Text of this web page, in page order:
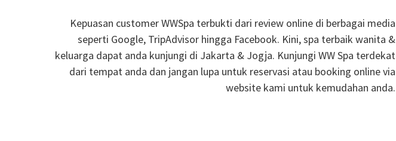
Kepuasan customer WWSpa terbukti dari review online di berbagai media
seperti Google, TripAdvisor hingga Facebook. Kini, spa terbaik wanita &
keluarga dapat anda kunjungi di Jakarta & Jogja. Kunjungi WW Spa terdekat
dari tempat anda dan jangan lupa untuk reservasi atau booking online via
website kami untuk kemudahan anda.